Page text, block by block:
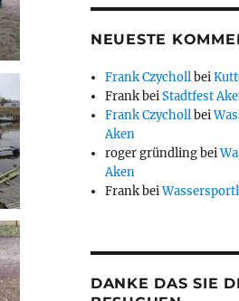
NEUESTE
Frank Czychollbei
FrankbeiStadtfest
Frank Czychollbei
Aken
roger gründlingbei
Aken
Frankbei
DANKE DAS SIE